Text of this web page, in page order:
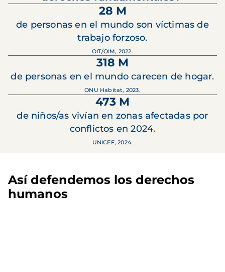
28 M
de personas en el mundo son víctimas de
trabajo forzoso.
OIT/OIM, 2022.
318 M
de personas en el mundo carecen de hogar.
ONU Habitat, 2023.
473 M
de niños/as vivían en zonas afectadas por
conflictos en 2024.
UNICEF, 2024.
Así defendemos los derechos
humanos